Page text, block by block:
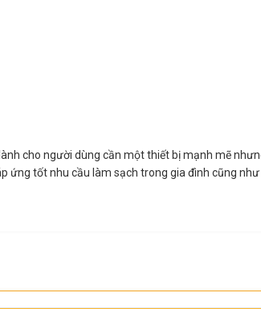
cho người dùng cần một thiết bị mạnh mẽ
ứng tốt nhu cầu làm sạch trong gia đình cũng